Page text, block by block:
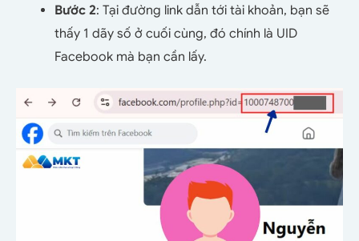
Bước 2: Tại đường link dẫn tới tài khoản, bạn sẽ
thấy 1 dãy số ở cuối cùng, đó chính là UID
Facebook mà bạn cần lấy.